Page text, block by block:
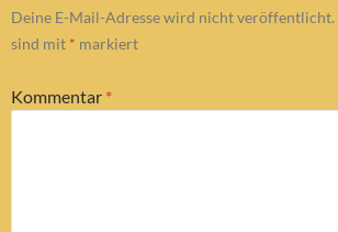
Deine E-Mail-Adresse wird nicht veröffentlicht.
sind mit * markiert
Kommentar *